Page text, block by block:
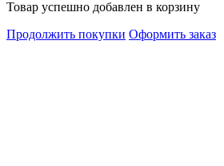
Товар успешно добавлен в корзину
Продолжить покупки Оформить заказ